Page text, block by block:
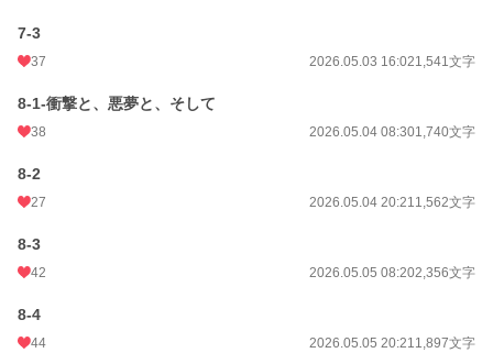
7-3
37 2026.05.03 16:021,541文字
8-1-衝撃と、悪夢と、そして
38 2026.05.04 08:301,740文字
8-2
27 2026.05.04 20:211,562文字
8-3
42 2026.05.05 08:202,356文字
8-4
44 2026.05.05 20:211,897文字